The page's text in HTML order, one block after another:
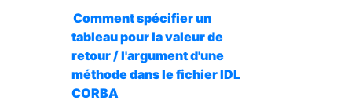
Comment spécifier un
tableau pour la valeur de
retour / l'argument d'une
méthode dans le fichier IDL
CORBA